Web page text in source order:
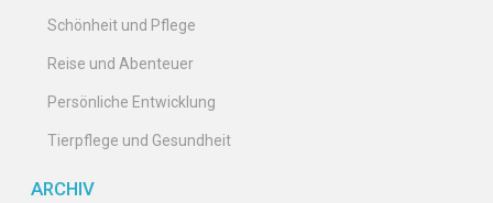
Schönheit und Pflege
Reise und Abenteuer
Persönliche Entwicklung
Tierpflege und Gesundheit
ARCHIV